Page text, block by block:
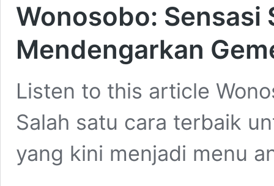
Wonosobo: Sensasi
Mendengarkan
Listen to this article
Salah satu cara terbaik
yang kini menjadi menu